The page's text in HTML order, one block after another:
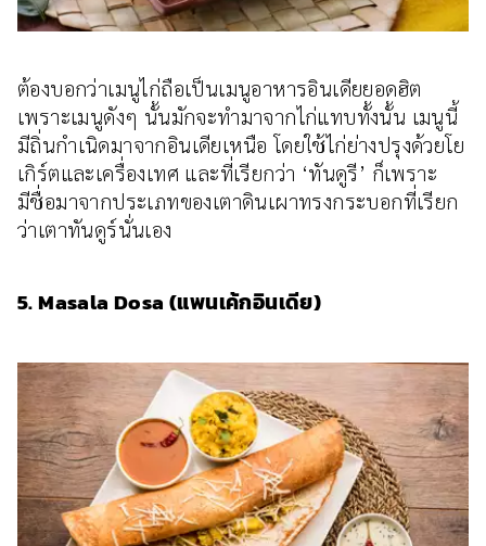
ต้องบอกว่าเมนูไก่ถือเป็นเมนูอาหารอินเดียยอดฮิต
เพราะเมนูดังๆ นั้นมักจะทำมาจากไก่แทบทั้งนั้น เมนูนี้
มีถิ่นกำเนิดมาจากอินเดียเหนือ โดยใช้ไก่ย่างปรุงด้วยโย
เกิร์ตและเครื่องเทศ และที่เรียกว่า ‘ทันดูรี’ ก็เพราะ
มีชื่อมาจากประเภทของเตาดินเผาทรงกระบอกที่เรียก
ว่าเตาทันดูร์นั่นเอง
5. Masala Dosa (แพนเค้กอินเดีย)